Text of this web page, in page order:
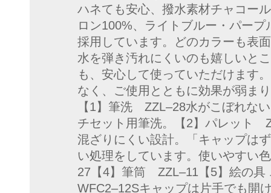
ハネても安心、撥水素材チャコー
ロン100%、ライトブルー・パー
採用しています。どのカラーも表
水を弾き汚れにくいのも嬉しいと
も、安心して使っていただけます
なく、ご使用とともに効果が弱ま
【1】筆洗 ZZL–28水がこぼれな
チセット用筆洗。【2】パレット
混ざりにくい設計。「キャップは
い処理をしています。使いやすい
27【4】筆筒 ZZL–11【5】絵の具
WFC2–12Sキャップは片手でも開